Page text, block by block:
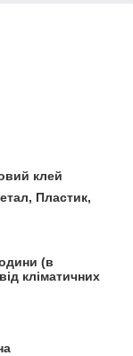
клей
Пластик,
(в
кліматичних